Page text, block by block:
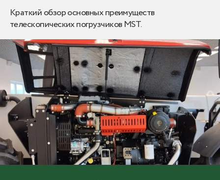
Краткий обзор основных преимуществ
телескопических погрузчиков MST.